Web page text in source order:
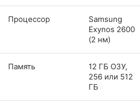
Процессор
Samsung
Exynos 2600
(2 нм)
Память
12 ГБ ОЗУ,
256 или 512
ГБ